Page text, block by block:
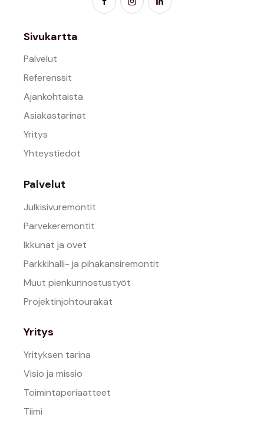
Sivukartta
Palvelut
Referenssit
Ajankohtaista
Asiakastarinat
Yritys
Yhteystiedot
Palvelut
Julkisivuremontit
Parvekeremontit
Ikkunat ja ovet
Parkkihalli- ja pihakansiremontit
Muut pienkunnostustyöt
Projektinjohtourakat
Yritys
Yrityksen tarina
Visio ja missio
Toimintaperiaatteet
Tiimi